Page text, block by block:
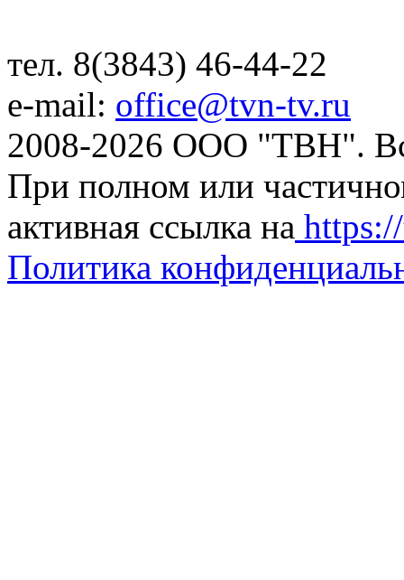
тел. 8(3843) 46-44-22
e-mail: office@tvn-tv.ru
2008-2026 ООО "ТВН".
При полном или
активная ссылка на
Политика